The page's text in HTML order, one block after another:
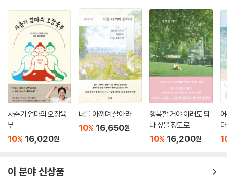
사춘기 엄마의 오장육
부
10% 16,020원
너를 아끼며 살아라
10% 16,650원
행복할 거야 이래도 되
나 싶을 정도로
10% 16,200원
다
이 분야 신상품